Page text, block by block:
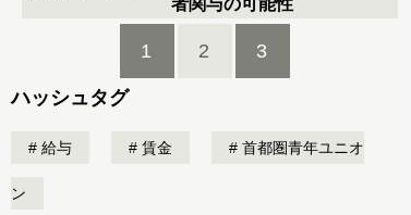
1 2 3
ハッシュタグ
給与 賃金 首都圏青年ユニオ
ン